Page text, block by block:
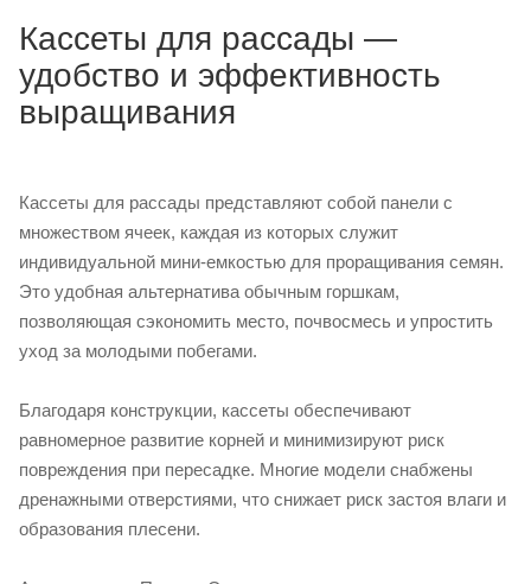
Кассеты для рассады —
удобство и эффективность
выращивания
Кассеты для рассады представляют собой панели с
множеством ячеек, каждая из которых служит
индивидуальной мини-емкостью для проращивания семян.
Это удобная альтернатива обычным горшкам,
позволяющая сэкономить место, почвосмесь и упростить
уход за молодыми побегами.
Благодаря конструкции, кассеты обеспечивают
равномерное развитие корней и минимизируют риск
повреждения при пересадке. Многие модели снабжены
дренажными отверстиями, что снижает риск застоя влаги и
образования плесени.